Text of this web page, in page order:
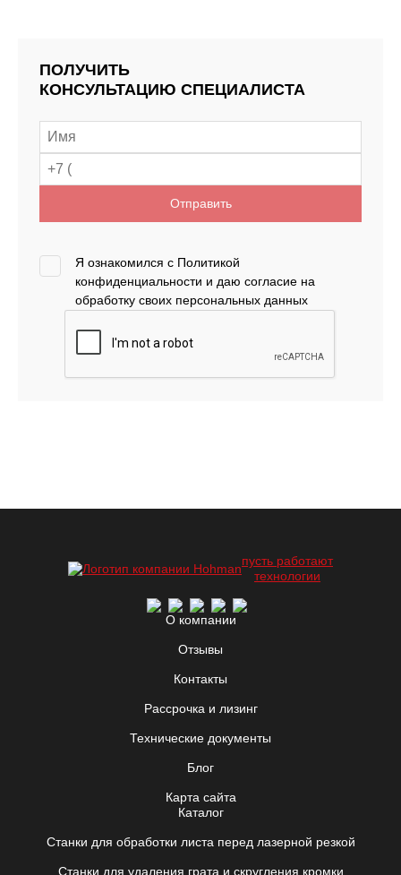
ПОЛУЧИТЬ
КОНСУЛЬТАЦИЮ СПЕЦИАЛИСТА
Отправить
Я ознакомился с Политикой
конфиденциальности и даю согласие на
обработку своих персональных данных
пусть работают
технологии
О компании
Отзывы
Контакты
Рассрочка и лизинг
Технические документы
Блог
Карта сайта
Каталог
Станки для обработки листа перед лазерной резкой
Станки для удаления грата и скругления кромки